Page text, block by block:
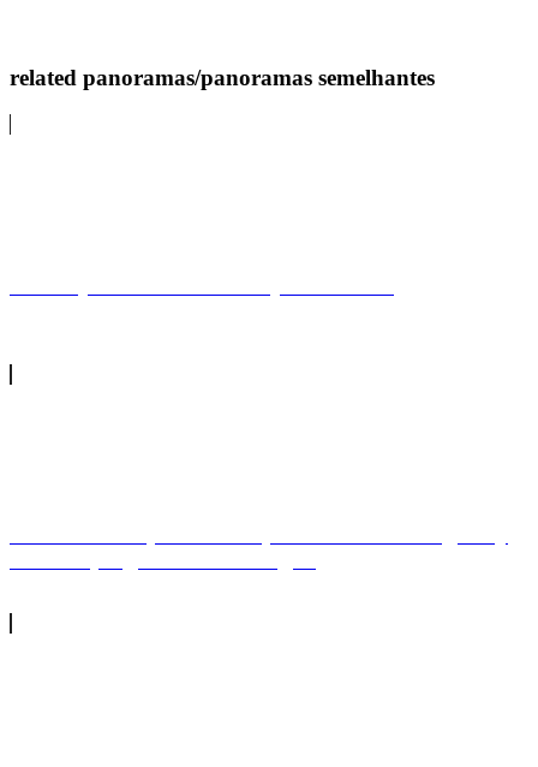
related panoramas/panoramas semelhantes